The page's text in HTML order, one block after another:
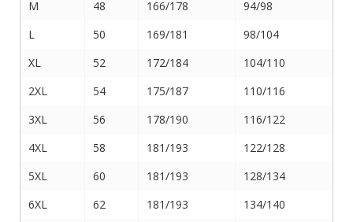
M 48 166/178
94/98
L
50 169/181
98/104
XL
52 172/184
104/110
2XL
54 175/187
110/116
3XL
56 178/190
116/122
4XL
58 181/193
122/128
5XL
60 181/193
128/134
6XL
62 181/193
134/140